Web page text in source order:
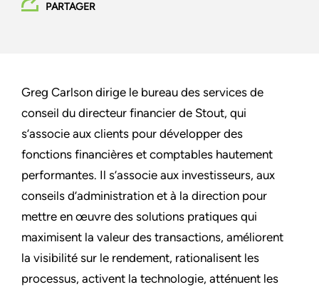
PARTAGER
Greg Carlson dirige le bureau des services de
conseil du directeur financier de Stout, qui
s’associe aux clients pour développer des
fonctions financières et comptables hautement
performantes. Il s’associe aux investisseurs, aux
conseils d’administration et à la direction pour
mettre en œuvre des solutions pratiques qui
maximisent la valeur des transactions, améliorent
la visibilité sur le rendement, rationalisent les
processus, activent la technologie, atténuent les